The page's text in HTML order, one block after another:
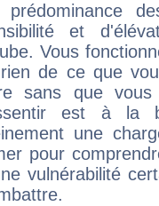
prédominance
et
Vous
de ce que
sans que
est à la
une
pour
vulnérabilité